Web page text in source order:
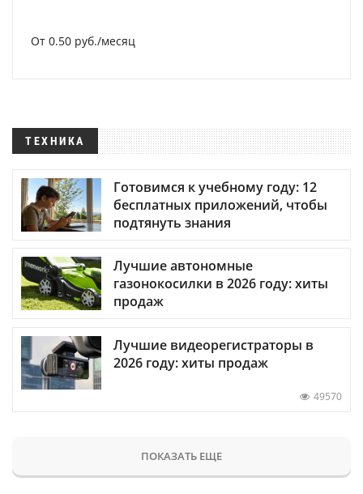
От 0.50 руб./месяц
ТЕХНИКА
Готовимся к учебному году: 12
бесплатных приложений, чтобы
подтянуть знания
Лучшие автономные
газонокосилки в 2026 году: хиты
продаж
Лучшие видеорегистраторы в
2026 году: хиты продаж
49570
ПОКАЗАТЬ ЕЩЕ